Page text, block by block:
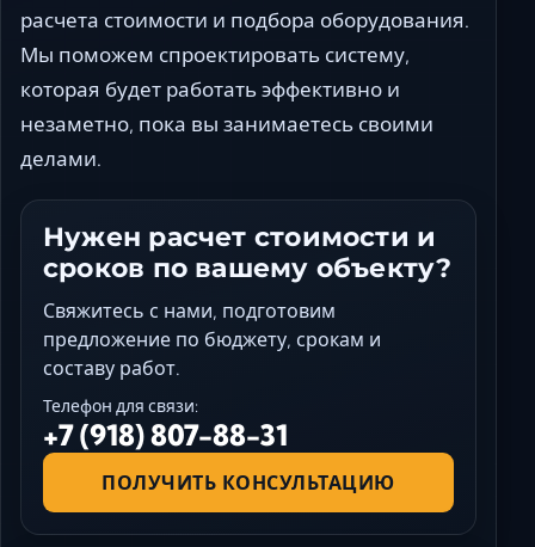
расчета стоимости и подбора оборудования.
Мы поможем спроектировать систему,
которая будет работать эффективно и
незаметно, пока вы занимаетесь своими
делами.
Нужен расчет стоимости и
сроков по вашему объекту?
Свяжитесь с нами, подготовим
предложение по бюджету, срокам и
составу работ.
Телефон для связи:
+7 (918) 807-88-31
ПОЛУЧИТЬ КОНСУЛЬТАЦИЮ